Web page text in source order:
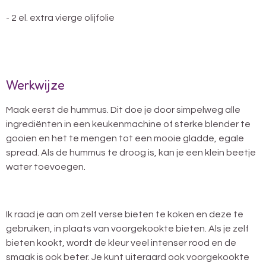
- 2 el. extra vierge olijfolie
Werkwijze
Maak eerst de hummus. Dit doe je door simpelweg alle
ingrediënten in een keukenmachine of sterke blender te
gooien en het te mengen tot een mooie gladde, egale
spread. Als de hummus te droog is, kan je een klein beetje
water toevoegen.
Ik raad je aan om zelf verse bieten te koken en deze te
gebruiken, in plaats van voorgekookte bieten. Als je zelf
bieten kookt, wordt de kleur veel intenser rood en de
smaak is ook beter. Je kunt uiteraard ook voorgekookte